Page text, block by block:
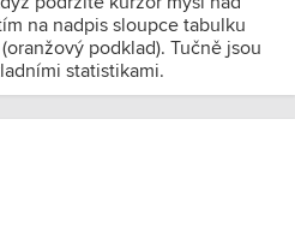
na nadpis sloupce tabulku
podklad). Tučně jsou
statistikami.